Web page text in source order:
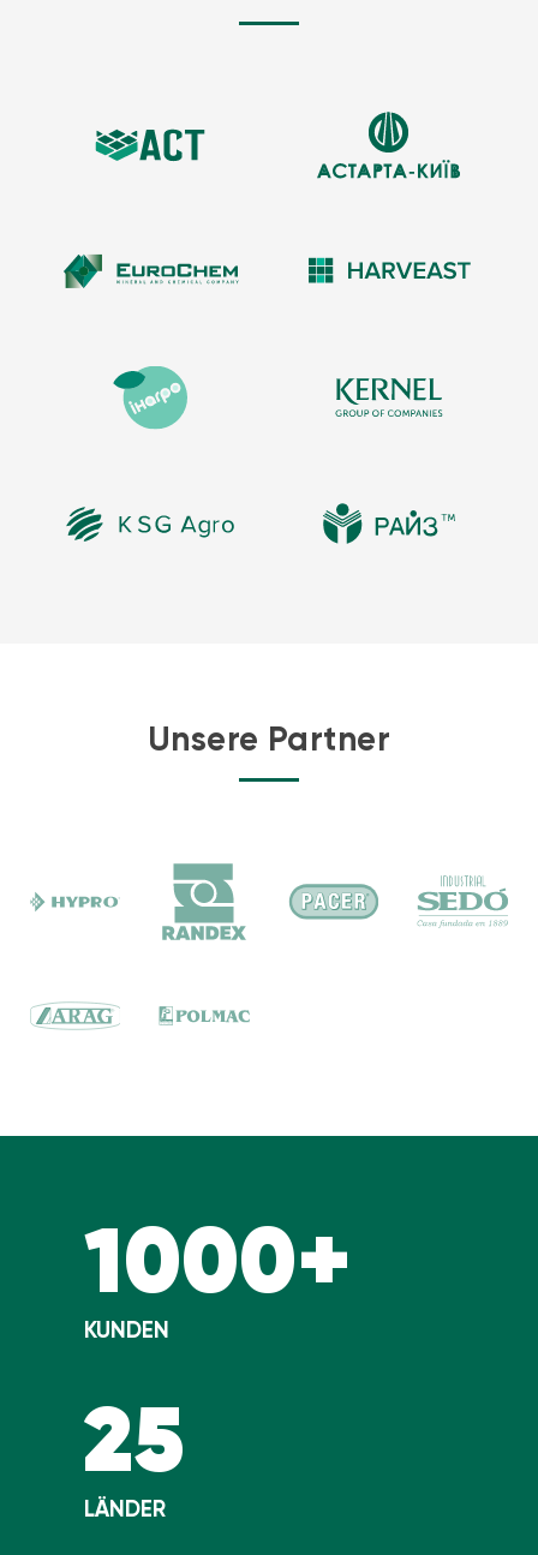
Unsere Partner
1000+
KUNDEN
25
LÄNDER